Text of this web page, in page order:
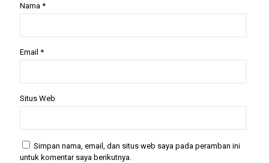
Nama *
Email *
Situs Web
Simpan nama, email, dan situs web saya pada peramban ini
untuk komentar saya berikutnya.